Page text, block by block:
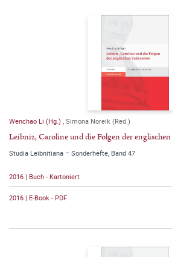
Wenchao Li (Hg.) , Simona Noreik (Red.)
Leibniz, Caroline und die Folgen der englischen
Studia Leibnitiana – Sonderhefte, Band 47
2016 | Buch - Kartoniert
2016 | E-Book - PDF